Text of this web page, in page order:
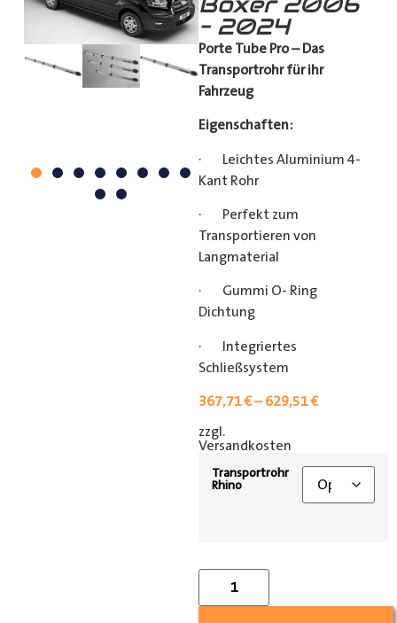
– 2024
Porte Tube Pro – Das
Transportrohr für ihr
Fahrzeug
Eigenschaften:
· Leichtes Aluminium 4-
Kant Rohr
· Perfekt zum
Transportieren von
Langmaterial
· Gummi O- Ring
Dichtung
· Integriertes
Schließsystem
367,71€–629,51€
zzgl.
Versandkosten
Transportrohr
Rhino